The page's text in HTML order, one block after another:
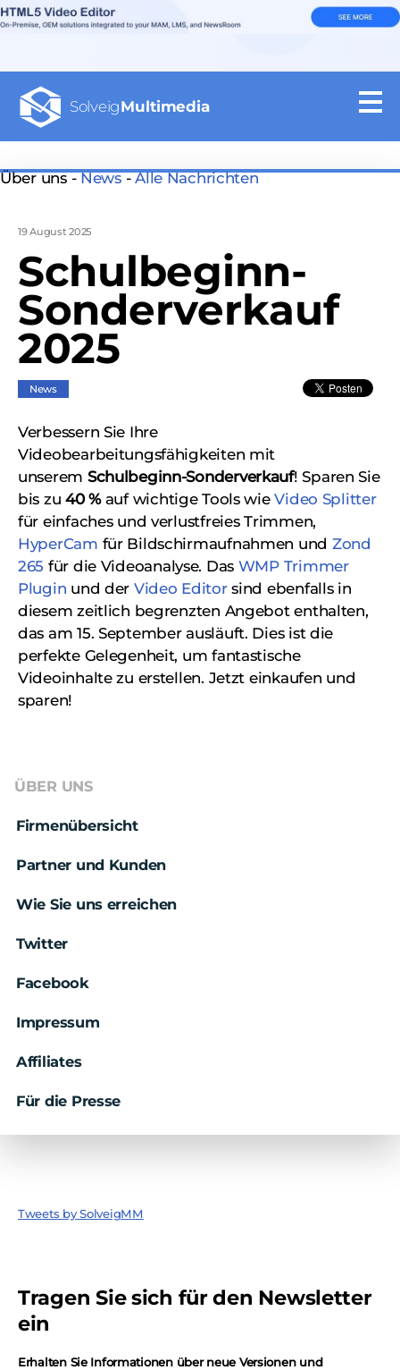
SolveigMultimedia
Über uns -News-Alle Nachrichten
19 August 2025
Schulbeginn-
Sonderverkauf
2025
News
Verbessern Sie Ihre
Videobearbeitungsfähigkeiten mit
unserem Schulbeginn-Sonderverkauf! Sparen Sie
bis zu40 %auf wichtige Tools wieVideo Splitter
für einfaches und verlustfreies Trimmen,
HyperCam für Bildschirmaufnahmen und Zond
265 für die Videoanalyse. Das WMP Trimmer
Plugin und der Video Editorsind ebenfalls in
diesem zeitlich begrenzten Angebot enthalten,
das am 15. September ausläuft. Dies ist die
perfekte Gelegenheit, um fantastische
Videoinhalte zu erstellen. Jetzt einkaufen und
sparen!
ÜBER UNS
Firmenübersicht
Partner und Kunden
Wie Sie uns erreichen
Twitter
Facebook
Impressum
Affiliates
Für die Presse
Tweets by SolveigMM
Tragen Sie sich für den Newsletter
ein
Erhalten Sie Informationen über neue Versionen und